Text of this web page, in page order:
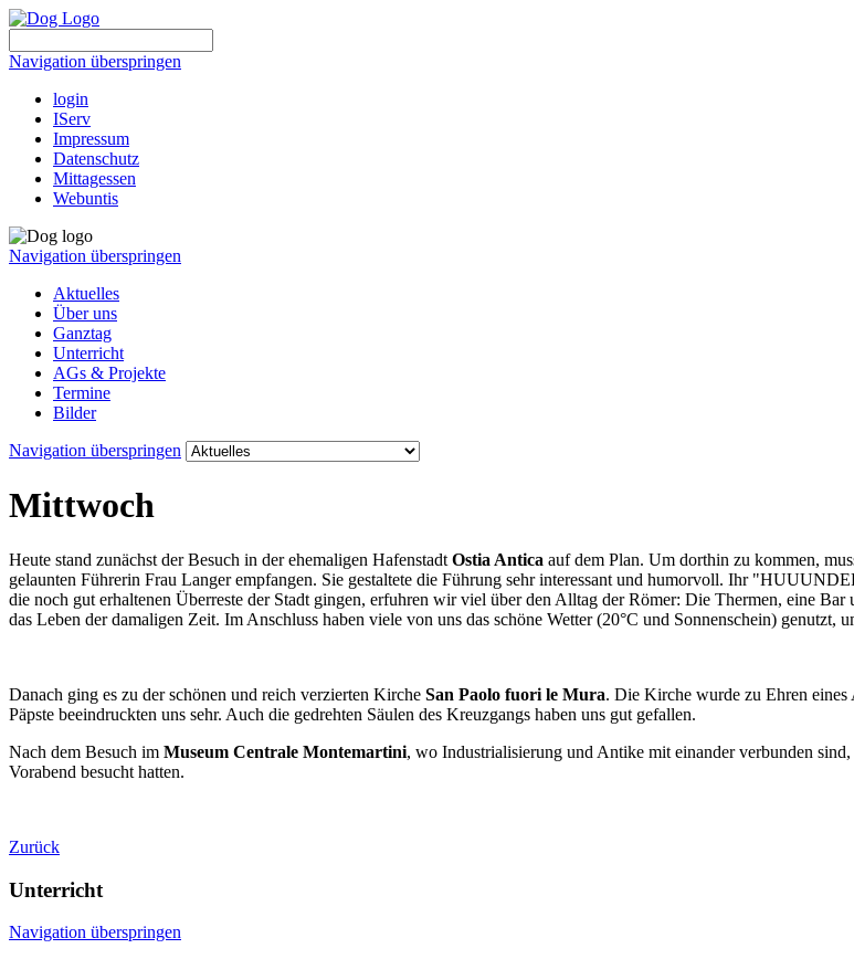
Navigation überspringen
login
IServ
Impressum
Datenschutz
Mittagessen
Webuntis
Navigation überspringen
Aktuelles
Über uns
Ganztag
Unterricht
AGs & Projekte
Termine
Bilder
Navigation überspringen
Mittwoch
Heute stand zunächst der Besuch in der ehemaligen Hafenstadt Ostia Antica auf dem Plan. Um dorthin zu kommen,
gelaunten Führerin Frau Langer empfangen. Sie gestaltete die Führung sehr interessant und humorvoll. Ihr
die noch gut erhaltenen Überreste der Stadt gingen, erfuhren wir viel über den Alltag der Römer: Die Thermen, eine
das Leben der damaligen Zeit. Im Anschluss haben viele von uns das schöne Wetter (20°C und Sonnenschein)
Danach ging es zu der schönen und reich verzierten Kirche San Paolo fuori le Mura. Die Kirche wurde zu Ehren eines
Päpste beeindruckten uns sehr. Auch die gedrehten Säulen des Kreuzgangs haben uns gut gefallen.
Nach dem Besuch im Museum Centrale Montemartini, wo Industrialisierung und Antike mit einander verbunden
Vorabend besucht hatten.
Zurück
Unterricht
Navigation überspringen